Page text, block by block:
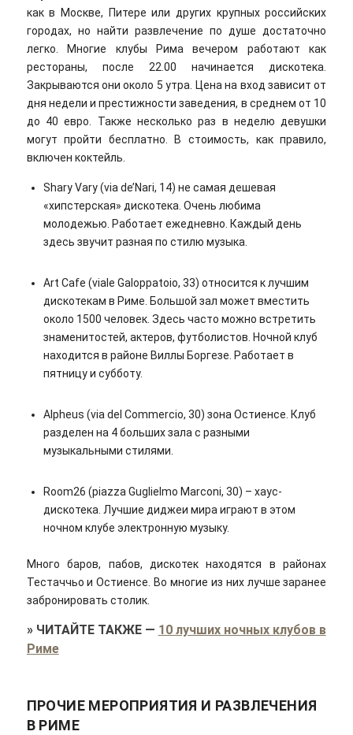
как в Москве, Питере или других крупных российских
городах, но найти развлечение по душе достаточно
легко. Многие клубы Рима вечером работают как
рестораны, после 22.00 начинается дискотека.
Закрываются они около 5 утра. Цена на вход зависит от
дня недели и престижности заведения, в среднем от 10
до 40 евро. Также несколько раз в неделю девушки
могут пройти бесплатно. В стоимость, как правило,
включен коктейль.
Shary Vary (via de’Nari, 14) не самая дешевая
«хипстерская» дискотека. Очень любима
молодежью. Работает ежедневно. Каждый день
здесь звучит разная по стилю музыка.
Art Cafe (viale Galoppatoio, 33) относится к лучшим
дискотекам в Риме. Большой зал может вместить
около 1500 человек. Здесь часто можно встретить
знаменитостей, актеров, футболистов. Ночной клуб
находится в районе Виллы Боргезе. Работает в
пятницу и субботу.
Alpheus (via del Commercio, 30) зона Остиенсе. Клуб
разделен на 4 больших зала с разными
музыкальными стилями.
Room26 (piazza Guglielmo Marconi, 30) – хаус-
дискотека. Лучшие диджеи мира играют в этом
ночном клубе электронную музыку.
Много баров, пабов, дискотек находятся в районах
Тестаччьо и Остиенсе. Во многие из них лучше заранее
забронировать столик.
» ЧИТАЙТЕ ТАКЖЕ— 10 лучших ночных клубов в
Риме
ПРОЧИЕ МЕРОПРИЯТИЯ И РАЗВЛЕЧЕНИЯ
В РИМЕ